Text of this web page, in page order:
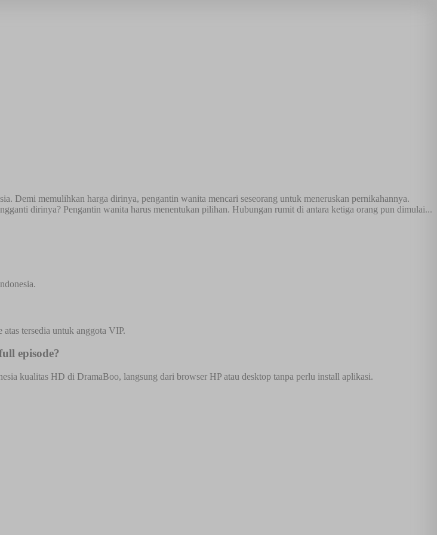
Demi memulihkan harga dirinya, pengantin wanita mencari seseorang untuk meneruskan pernikahannya.
dirinya? Pengantin wanita harus menentukan pilihan. Hubungan rumit di antara ketiga orang pun dimulai...
tersedia untuk anggota VIP.
episode?
kualitas HD di DramaBoo, langsung dari browser HP atau desktop tanpa perlu install aplikasi.